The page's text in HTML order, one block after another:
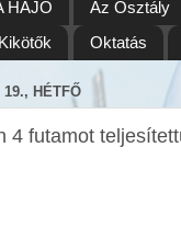
HAJÓ Az Osztály
Kikötők Oktatás
19., HÉTFŐ
4 futamot